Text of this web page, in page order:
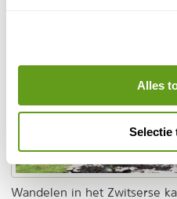
Alles
Selectie
Wandelen in het Zwitserse